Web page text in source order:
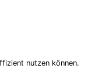
nutzen können.